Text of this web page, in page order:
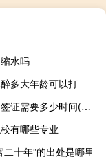
水吗
多大年龄可以打
办理韩国签证需要多少时间(办理韩国签证需要多长时间)
有哪些专业
二十年”的出处是哪里